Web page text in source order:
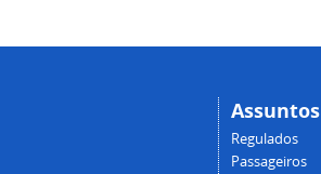
Assuntos
Regulados
Passageiros